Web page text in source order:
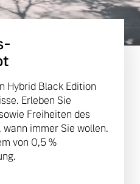
Hybrid Black Edition
Erleben Sie
Freiheiten des
immer Sie wollen.
von 0,5 %